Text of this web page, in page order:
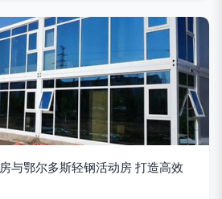
与鄂尔多斯轻钢活动房 打造高效